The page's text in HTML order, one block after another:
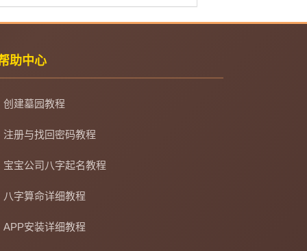
助中心
创建墓园教程
注册与找回密码教程
宝宝公司八字起名教程
八字算命详细教程
APP安装详细教程